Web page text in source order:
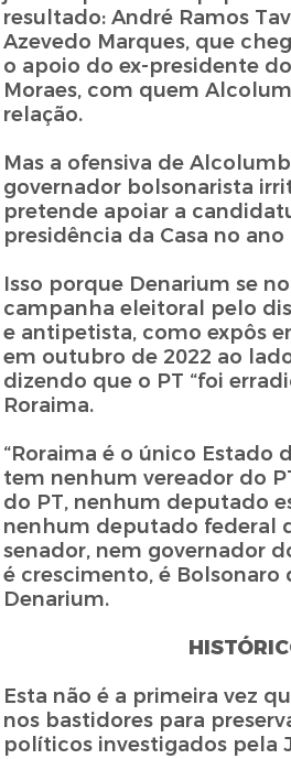
resultado: André Ramos
Azevedo Marques, que
o apoio do ex-presidente
Moraes, com quem
relação.
Mas a ofensiva de
governador bolsonarista
pretende apoiar a
presidência da Casa no
Isso porque Denarium se
campanha eleitoral pelo
e antipetista, como expôs
em outubro de 2022 ao
dizendo que o PT “foi
Roraima.
“Roraima é o único Estado
tem nenhum vereador do
do PT, nenhum deputado
nenhum deputado federal
senador, nem governador
é crescimento, é Bolsonaro
Denarium.
Esta não é a primeira vez
nos bastidores para
políticos investigados pela